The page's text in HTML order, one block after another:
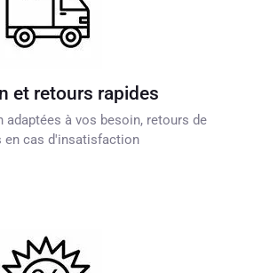
et retours rapides
adaptées à vos besoin, retours de
en cas d'insatisfaction